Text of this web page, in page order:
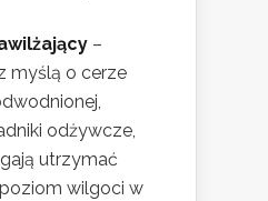
–
myślą o cerze
odżywcze,
utrzymać
wilgoci w